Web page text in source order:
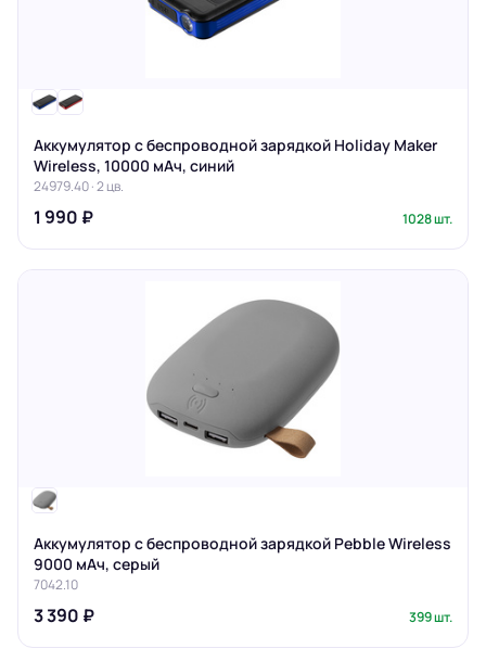
Аккумулятор с беспроводной зарядкой Holiday Maker
Wireless, 10000 мАч, синий
24979.40 · 2 цв.
1 990 ₽ 1028 шт.
Аккумулятор с беспроводной зарядкой Pebble Wireless
9000 мАч, серый
7042.10
3 390 ₽ 399 шт.